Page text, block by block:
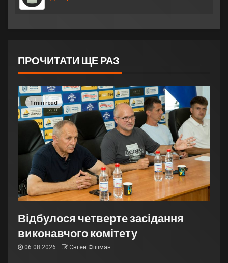
ПРОЧИТАТИ ЩЕ РАЗ
1 min read
Відбулося четверте засідання
виконавчого комітету
06.08.2026 Євген Фішман